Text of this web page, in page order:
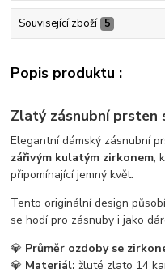
Související zboží 5
Popis produktu :
Zlatý zásnubní prsten
Elegantní dámský zásnubní
zářivým kulatým zirkonem,
připomínající jemný květ.
Tento originální design
se hodí pro zásnuby i jako
💎 Průměr ozdoby se
💎 Materiál: žluté zlato 14